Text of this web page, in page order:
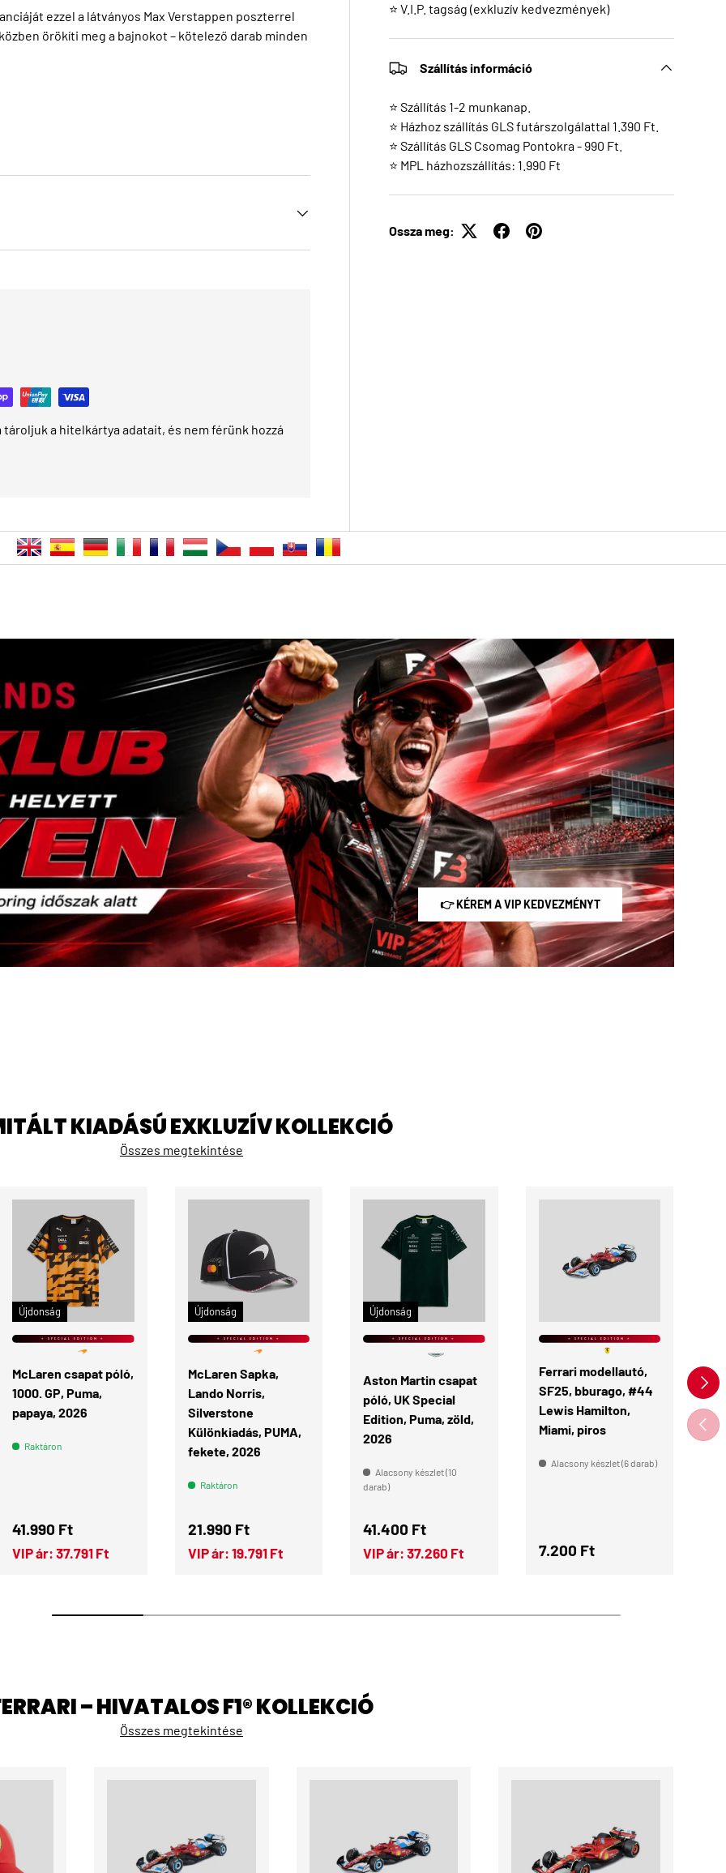
⭐ V.I.P. tagság (exkluzív kedvezmények)
Szállítás információ
⭐ Szállítás 1-2 munkanap.
⭐ Házhoz szállítás GLS futárszolgálattal 1.390 Ft.
⭐ Szállítás GLS Csomag Pontokra - 990 Ft.
⭐ MPL házhozszállítás: 1.990 Ft
Ossza meg:
ezzel a látványos Max Verstappen poszterrel
örökíti meg a bajnokot – kötelező darab minden
a hitelkártya adatait, és nem férünk hozzá
👉 KÉREM A VIP KEDVEZMÉNYT
KIADÁSÚ EXKLUZÍV KOLLEKCIÓ
Összes megtekintése
Újdonság
⭐ SPECIAL EDITION ⭐
McLaren csapat póló,
1000. GP, Puma,
papaya, 2026
Raktáron
Normál ár
41.990 Ft
VIP ár: 37.791 Ft
Újdonság
⭐ SPECIAL EDITION ⭐
McLaren Sapka,
Lando Norris,
Silverstone
Különkiadás, PUMA,
fekete, 2026
Raktáron
Normál ár
21.990 Ft
VIP ár: 19.791 Ft
Újdonság
⭐ SPECIAL EDITION ⭐
Aston Martin csapat
póló, UK Special
Edition, Puma, zöld,
2026
Alacsony készlet (10
darab)
Normál ár
41.400 Ft
VIP ár: 37.260 Ft
⭐ SPECIAL EDITION ⭐
Ferrari modellautó,
SF25, bburago, #44
Lewis Hamilton,
Miami, piros
Alacsony készlet (6 darab)
Normál ár
7.200 Ft
ELŐZŐ
– HIVATALOS F1® KOLLEKCIÓ
Összes megtekintése